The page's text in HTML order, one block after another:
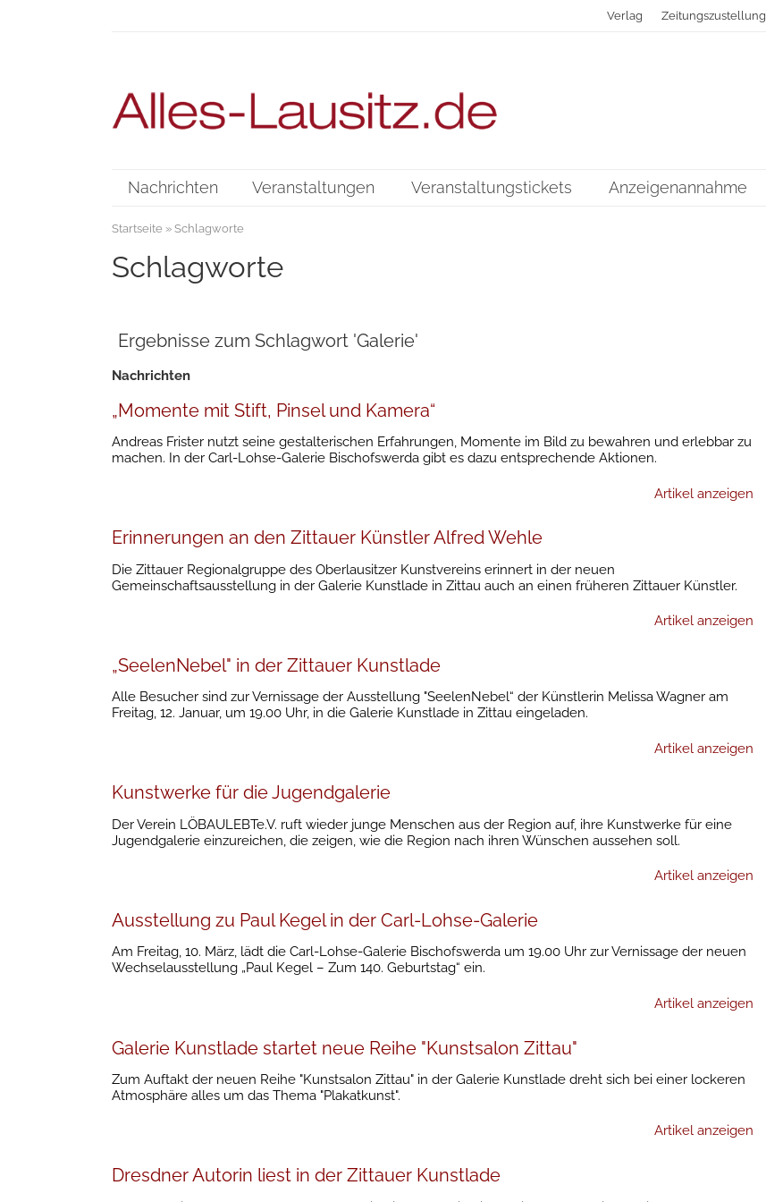
Verlag Zeitungszustellung
Nachrichten Veranstaltungen Veranstaltungstickets Anzeigenannahme
Startseite» Schlagworte
Schlagworte
Ergebnisse zum Schlagwort 'Galerie'
Nachrichten
„Momente mit Stift, Pinsel und Kamera“
Andreas Frister nutzt seine gestalterischen Erfahrungen, Momente im Bild zu bewahren und erlebbar zu
machen. In der Carl-Lohse-Galerie Bischofswerda gibt es dazu entsprechende Aktionen.
Artikel anzeigen
Erinnerungen an den Zittauer Künstler Alfred Wehle
Die Zittauer Regionalgruppe des Oberlausitzer Kunstvereins erinnert in der neuen
Gemeinschaftsausstellung in der Galerie Kunstlade in Zittau auch an einen früheren Zittauer Künstler.
Artikel anzeigen
„SeelenNebel" in der Zittauer Kunstlade
Alle Besucher sind zur Vernissage der Ausstellung "SeelenNebel“ der Künstlerin Melissa Wagner am
Freitag, 12. Januar, um 19.00 Uhr, in die Galerie Kunstlade in Zittau eingeladen.
Artikel anzeigen
Kunstwerke für die Jugendgalerie
Der Verein LÖBAULEBTe.V. ruft wieder junge Menschen aus der Region auf, ihre Kunstwerke für eine
Jugendgalerie einzureichen, die zeigen, wie die Region nach ihren Wünschen aussehen soll.
Artikel anzeigen
Ausstellung zu Paul Kegel in der Carl-Lohse-Galerie
Am Freitag, 10. März, lädt die Carl-Lohse-Galerie Bischofswerda um 19.00 Uhr zur Vernissage der neuen
Wechselausstellung „Paul Kegel – Zum 140. Geburtstag“ ein.
Artikel anzeigen
Galerie Kunstlade startet neue Reihe "Kunstsalon Zittau"
Zum Auftakt der neuen Reihe "Kunstsalon Zittau" in der Galerie Kunstlade dreht sich bei einer lockeren
Atmosphäre alles um das Thema "Plakatkunst".
Artikel anzeigen
Dresdner Autorin liest in der Zittauer Kunstlade